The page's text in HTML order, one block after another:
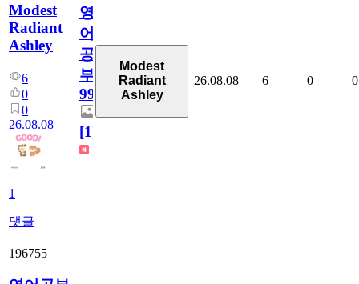
Modest
Radiant
Ashley
6
0
0
26.08.08
1
댓글
영
어
공
부
99
[1]
Modest
Radiant
Ashley
26.08.08 6 0 0
196755